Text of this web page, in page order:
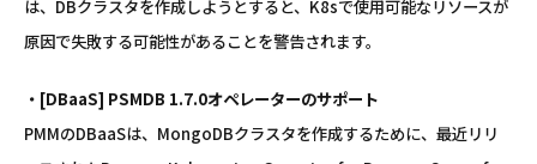
は、DBクラスタを作成しようとすると、K8sで使用可能なリソースが
原因で失敗する可能性があることを警告されます。
・[DBaaS] PSMDB 1.7.0オペレーターのサポート
PMMのDBaaSは、MongoDBクラスタを作成するために、最近リリ